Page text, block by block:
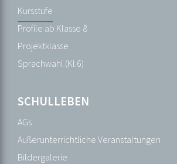
Balinger
Profil
Bilingualer
Zug
Erlebnispädagogik
GFS-
Kursstufe
Profile ab Klasse 8
Projektklasse
Sprachwahl (Kl.6)
SCHULLEBEN
AGs
Außerunterrichtliche Veranstaltungen
Bildergalerie